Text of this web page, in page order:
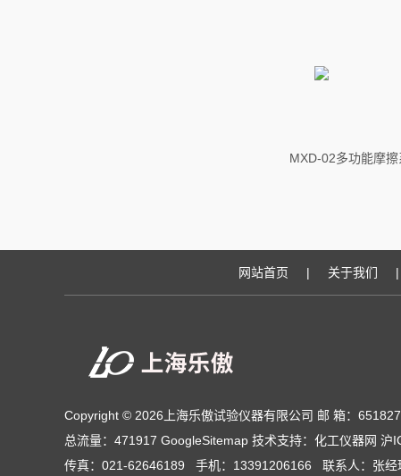
MXD-02多功能摩
网站首页 | 关于我们 |
Copyright © 2026上海乐傲试验仪器有限公司 邮 箱：
总流量：471917 GoogleSitemap 技术支持： 化工仪器网 沪
传真：021-62646189 手机：13391206166 联系人：张